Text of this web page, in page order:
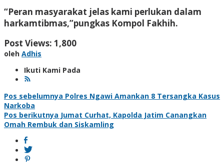
“Peran masyarakat jelas kami perlukan dalam
harkamtibmas,”pungkas Kompol Fakhih.
Post Views: 1,800
oleh Adhis
Ikuti Kami Pada
Navigasi
pos
Pos sebelumnya Polres Ngawi Amankan 8 Tersangka Kasus
Narkoba
Pos berikutnya Jumat Curhat, Kapolda Jatim Canangkan
Omah Rembuk dan Siskamling